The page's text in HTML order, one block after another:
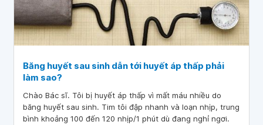
Băng huyết sau sinh dẫn tới huyết áp thấp phải
làm sao?
Chào Bác sĩ. Tôi bị huyết áp thấp vì mất máu nhiều do
băng huyết sau sinh. Tim tôi đập nhanh và loạn nhịp, trung
bình khoảng 100 đến 120 nhịp/1 phút dù đang nghỉ ngơi.